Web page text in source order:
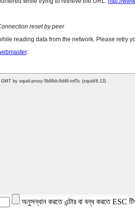
অনুসন্ধান করতে এন্টার বা বন্ধ করতে ESC